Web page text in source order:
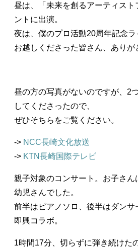
プロフィール
演奏依頼
昼は、「未来を創るアーティスト
ントに出演。
夜は、僕のプロ活動20周年記念ラ
お越しくださった皆さん、ありが
昼の方の写真がないのですが、2
してくださったので、
ぜひそちらをご覧ください。
-> NCC長崎文化放送
-> KTN長崎国際テレビ
親子対象のコンサート。お子さん
幼児さんでした。
前半はピアノソロ、後半はダンサ
即興コラボ。
1時間17分、切らずに弾き続けた